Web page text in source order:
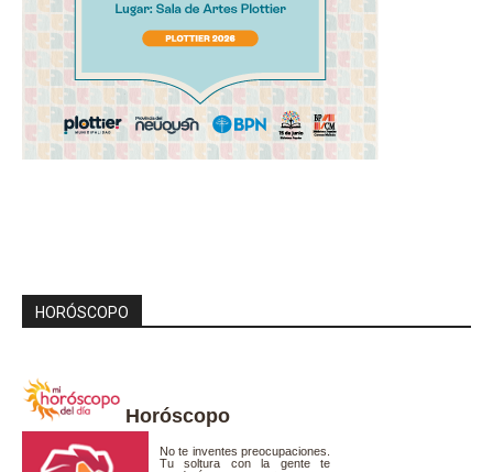
HORÓSCOPO
Horóscopo